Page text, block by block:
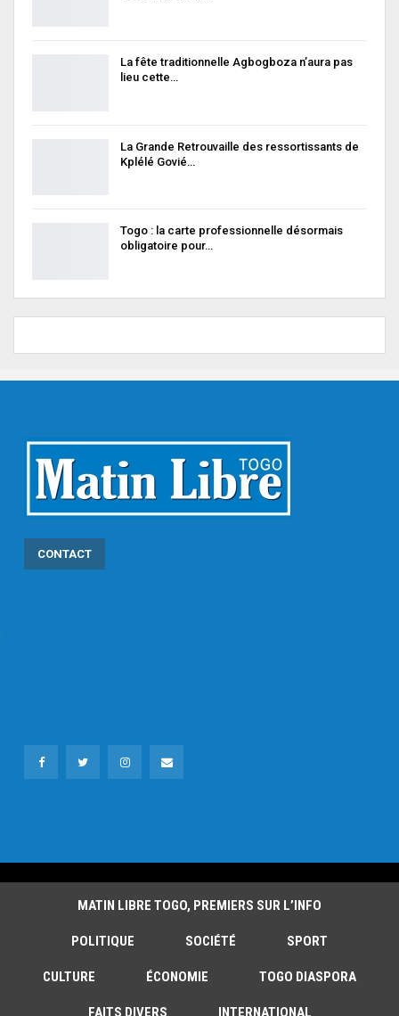
La fête traditionnelle Agbogboza n’aura pas
lieu cette…
La Grande Retrouvaille des ressortissants de
Kplélé Govié…
Togo : la carte professionnelle désormais
obligatoire pour…
CONTACT
MATIN LIBRE TOGO, PREMIERS SUR L’INFO
POLITIQUE SOCIÉTÉ SPORT
CULTURE ÉCONOMIE TOGO DIASPORA
FAITS DIVERS INTERNATIONAL